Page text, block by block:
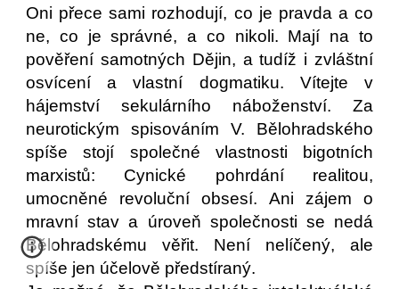
Oni přece sami rozhodují, co je pravda a co
ne, co je správné, a co nikoli. Mají na to
pověření samotných Dějin, a tudíž i zvláštní
osvícení a vlastní dogmatiku. Vítejte v
hájemství sekulárního náboženství. Za
neurotickým spisováním V. Bělohradského
spíše stojí společné vlastnosti bigotních
marxistů: Cynické pohrdání realitou,
umocněné revoluční obsesí. Ani zájem o
mravní stav a úroveň společnosti se nedá
Bělohradskému věřit. Není nelíčený, ale
spíše jen účelově předstíraný.